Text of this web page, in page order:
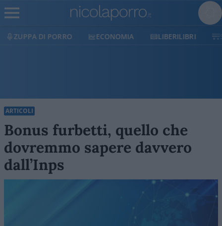
ECONOMIA LIBERILIBRI SHOP SOSTIENICI
ARTICOLI
Bonus furbetti, quello che
dovremmo sapere davvero
dall’Inps